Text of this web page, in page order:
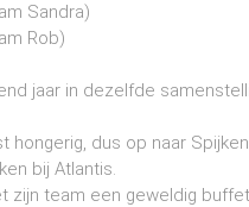
Sandra)
Rob)
jaar in dezelfde
hongerig, dus op naar
bij Atlantis.
zijn team een geweldig